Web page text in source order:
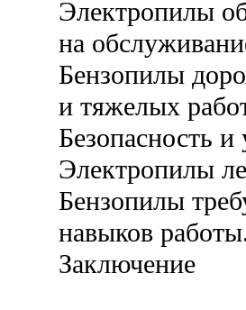
Электропилы
на
Бензопилы
и тяжелых
Безопасность и
Электропилы
Бензопилы
навыков
Заключение